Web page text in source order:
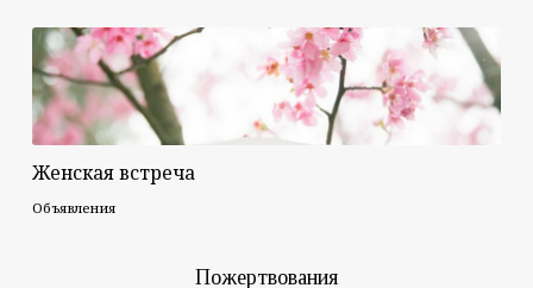
Женская встреча
Объявления
Пожертвования